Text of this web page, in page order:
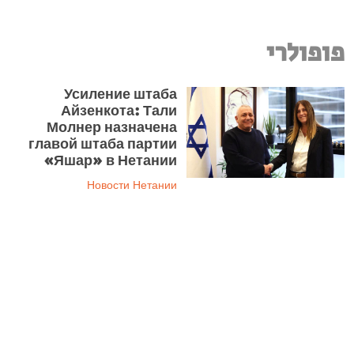
פופולרי
Усиление штаба
Айзенкота: Тали
Молнер назначена
главой штаба партии
«Яшар» в Нетании
Новости Нетании